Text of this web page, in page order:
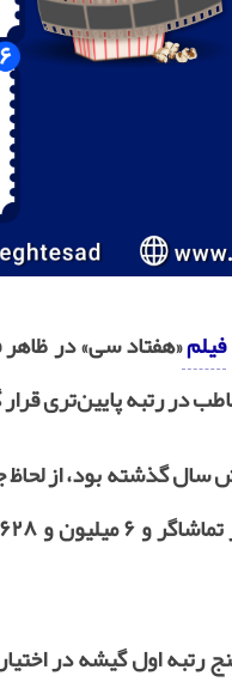
فیلم«هفتاد سی» در
در رتبه پایین‌‌تری
سال گذشته بود، از
رتبه اول گیشه در